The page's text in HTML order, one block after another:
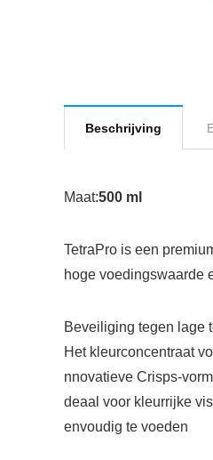
Beschrijving
Maat:500 ml
TetraPro is een
hoge voedingswaarde
Beveiliging tegen lage
Het kleurconcentraat
nnovatieve Crisps-
deaal voor kleurrijke
envoudig te voeden